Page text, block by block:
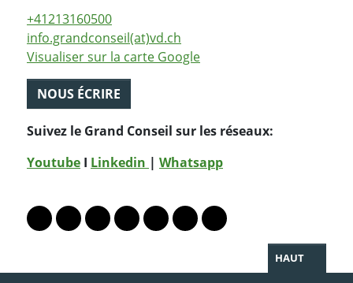
+41213160500
info.grandconseil(at)vd.ch
Visualiser sur la carte Google
NOUS ÉCRIRE
Suivez le Grand Conseil sur les réseaux:
Youtube I Linkedin | Whatsapp
Lien vers le profil Mastodon
Lien vers le profil Bluesky
Lien vers le profil Instagram
Lien vers le profil Linkedin
Lien vers le profil Facebook
Lien vers le profil Twitter
Partager par WhatsApp
HAUT